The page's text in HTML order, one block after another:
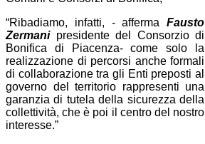
“Ribadiamo, infatti, - affermaFausto
Zermanipresidente del Consorzio di
Bonifica di Piacenza- come solo la
realizzazione di percorsi anche formali
di collaborazione tra gli Enti preposti al
governo del territorio rappresenti una
garanzia di tutela della sicurezza della
collettività, che è poi il centro del nostro
interesse.”